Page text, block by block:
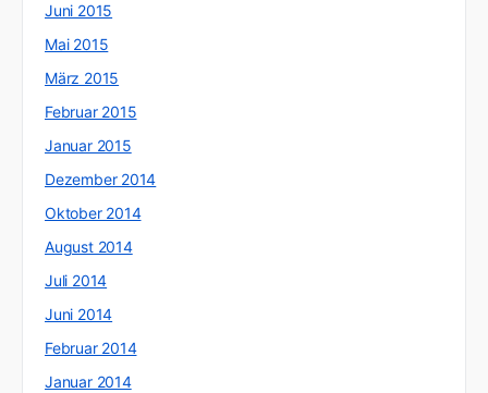
Juni 2015
Mai 2015
März 2015
Februar 2015
Januar 2015
Dezember 2014
Oktober 2014
August 2014
Juli 2014
Juni 2014
Februar 2014
Januar 2014